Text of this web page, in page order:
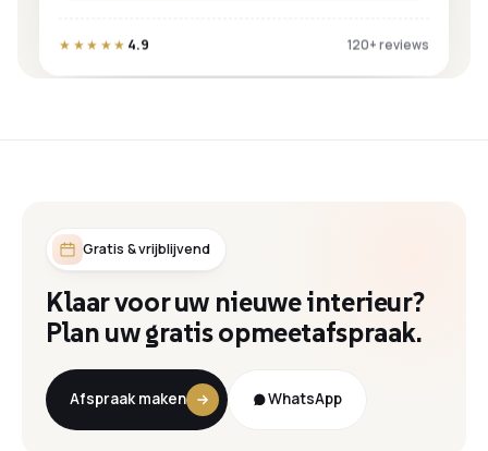
★★★★★ 4.9 120+ reviews
Gratis & vrijblijvend
Klaar voor uw nieuwe interieur?
Plan uw gratis opmeetafspraak.
Afspraak maken WhatsApp